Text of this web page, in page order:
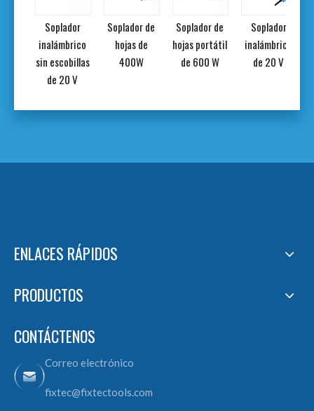
Soplador
inalámbrico
sin escobillas
de 20 V
Soplador de
hojas de
400W
Soplador de
hojas portátil
de 600 W
Soplador
inalámbrico
de 20 V
ENLACES RÁPIDOS
PRODUCTOS
CONTÁCTENOS
Correo electrónico
fixtec@fixtectools.com